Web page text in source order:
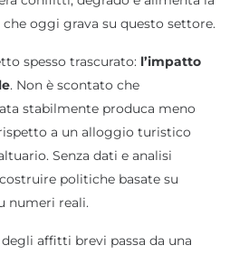
oggi grava su questo settore.
spesso trascurato: l’impatto
. Non è scontato che
stabilmente produca meno
a un alloggio turistico
Senza dati e analisi
politiche basate su
numeri reali.
affitti brevi passa da una